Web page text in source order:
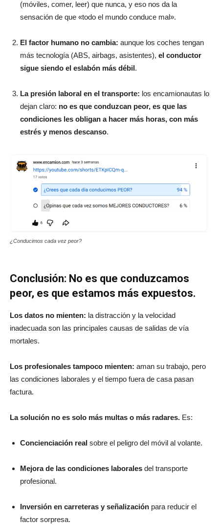
(móviles, comer, leer) que nunca, y eso nos da la
sensación de que «todo el mundo conduce mal».
El factor humano no cambia: aunque los coches tengan
más tecnología (ABS, airbags, asistentes), el conductor
sigue siendo el eslabón más débil.
La presión laboral en el transporte: los encamionautas lo
dejan claro: no es que conduzcan peor, es que las
condiciones les obligan a hacer más horas, con más
estrés y menos descanso.
¿Conducimos cada vez peor?
Conclusión: No es que conduzcamos
peor, es que estamos más expuestos.
Los datos no mienten: la distracción y la velocidad
inadecuada son las principales causas de salidas de vía
mortales.
Los profesionales tampoco mienten: aman su trabajo, pero
las condiciones laborales y el tiempo fuera de casa pasan
factura.
La solución no es solo más multas o más radares. Es:
Concienciación real sobre el peligro del móvil al volante.
Mejora de las condiciones laborales del transporte
profesional.
Inversión en carreteras y señalización para reducir el
factor sorpresa.